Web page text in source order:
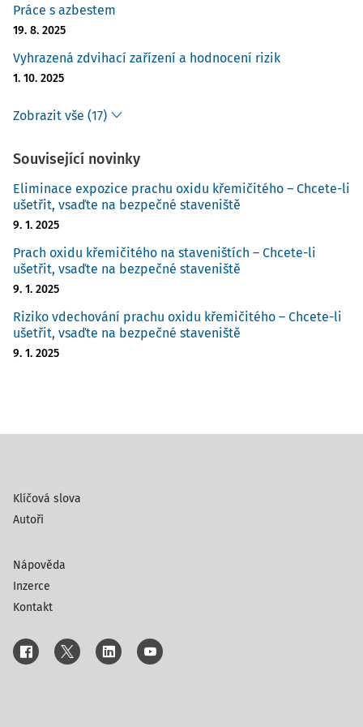
přičítáno odhadem
prací. [6]
V Evropské unii (EU28) je evidováno 102 500 úmrtí na
více než úmrtí způsobených pracovními úrazy
způsobují 5,3–8,4 % všech zhoubných nádorů. U mužů 17–
29 % všech úmrtí na rakovinu plic má kauzalitu v
profesionální expozici karcinogenům. [7]
Důlež
Práce s azbestem
19. 8. 2025
Vyhrazená zdvihací zařízení a hodnocení rizik
1. 10. 2025
Zobrazit vše (17)
Související novinky
Eliminace expozice prachu oxidu křemičitého – Chcete-li
ušetřit, vsaďte na bezpečné staveniště
9. 1. 2025
Prach oxidu křemičitého na staveništích – Chcete-li
ušetřit, vsaďte na bezpečné staveniště
9. 1. 2025
Riziko vdechování prachu oxidu křemičitého – Chcete-li
ušetřit, vsaďte na bezpečné staveniště
9. 1. 2025
Klíčová slova
Autoři
Nápověda
Inzerce
Kontakt